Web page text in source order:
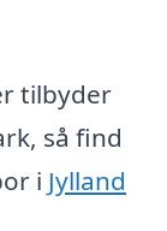
tilbyder
så find
i Jylland